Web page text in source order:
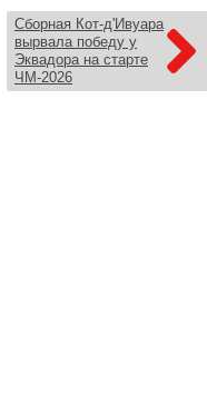
Сборная Кот-д'Ивуара
вырвала победу у
Эквадора на старте
ЧМ-2026